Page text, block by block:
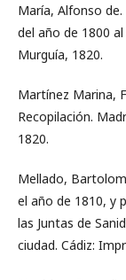
María, Alfonso
del año de 1800
Murguía, 1820.
Martínez Marina,
Recopilación.
1820.
Mellado,
el año de 1810, y
las Juntas de
ciudad. Cádiz: